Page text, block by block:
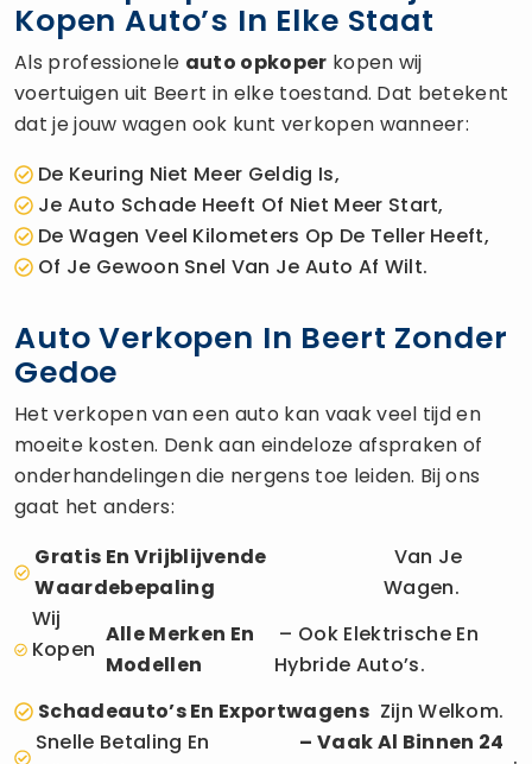
Kopen Auto’s In Elke Staat
Als professionele auto opkoper kopen wij
voertuigen uit Beert in elke toestand. Dat betekent
dat je jouw wagen ook kunt verkopen wanneer:
De Keuring Niet Meer Geldig Is,
Je Auto Schade Heeft Of Niet Meer Start,
De Wagen Veel Kilometers Op De Teller Heeft,
Of Je Gewoon Snel Van Je Auto Af Wilt.
Auto Verkopen In Beert Zonder
Gedoe
Het verkopen van een auto kan vaak veel tijd en
moeite kosten. Denk aan eindeloze afspraken of
onderhandelingen die nergens toe leiden. Bij ons
gaat het anders:
Gratis En Vrijblijvende
Waardebepaling
Van Je
Wagen.
Wij
Kopen
Alle Merken En
Modellen
– Ook Elektrische En
Hybride Auto’s.
Schadeauto’s En ExportwagensZijn Welkom.
Snelle Betaling En
– Vaak Al Binnen 24
.